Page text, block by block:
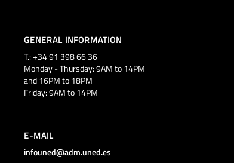
GENERAL INFORMATION
T.: +34 91 398 66 36
Monday - Thursday: 9AM to 14PM
and 16PM to 18PM
Friday: 9AM to 14PM
E-MAIL
infouned@adm.uned.es